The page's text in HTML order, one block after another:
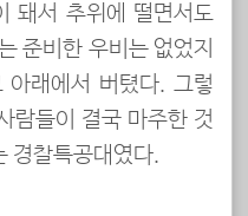
돼서 추위에 떨면서도
준비한 우비는 없었지
아래에서 버텼다. 그렇
람들이 결국 마주한 것
경찰특공대였다.